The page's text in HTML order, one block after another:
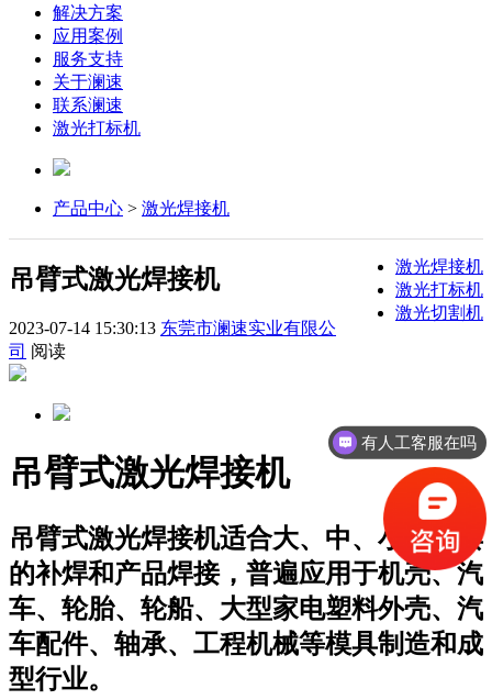
解决方案
应用案例
服务支持
关于澜速
联系澜速
激光打标机
产品中心 > 激光焊接机
激光焊接机
激光打标机
激光切割机
吊臂式激光焊接机
2023-07-14 15:30:13 东莞市澜速实业有限公
司 阅读
吊臂式激光焊接机
吊臂式激光焊接机适合大、中、小型模具
的补焊和产品焊接，普遍应用于机壳、汽
车、轮胎、轮船、大型家电塑料外壳、汽
车配件、轴承、工程机械等模具制造和成
型行业。
有人工客服在吗